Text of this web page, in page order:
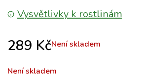
Vysvětlivky k rostlinám
289 KčNení skladem
Není skladem